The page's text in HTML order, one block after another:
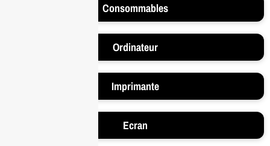
Consommables
Ordinateur
Imprimante
Ecran